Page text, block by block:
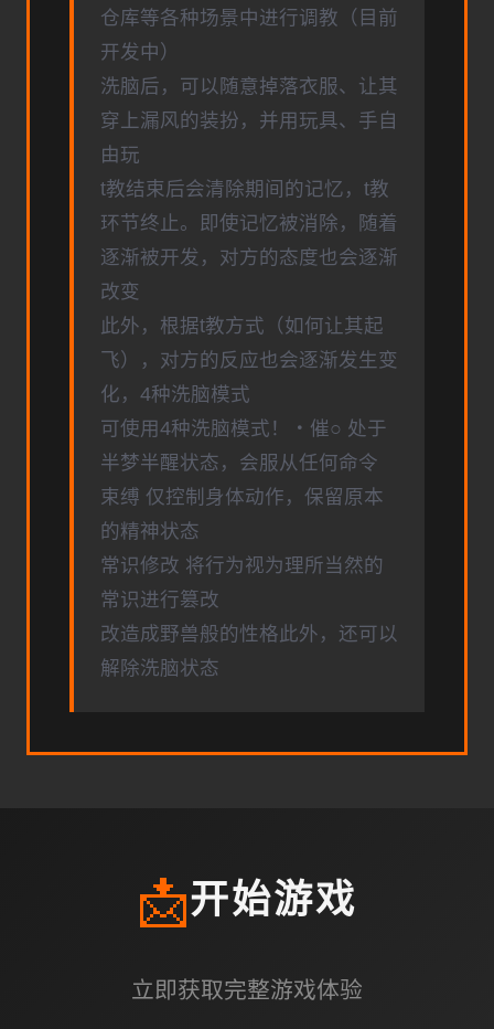
仓库等各种场景中进行调教（目前
开发中）
洗脑后，可以随意掉落衣服、让其
穿上漏风的装扮，并用玩具、手自
由玩
t教结束后会清除期间的记忆，t教
环节终止。即使记忆被消除，随着
逐渐被开发，对方的态度也会逐渐
改变
此外，根据t教方式（如何让其起
飞），对方的反应也会逐渐发生变
化，4种洗脑模式
可使用4种洗脑模式！・催○ 处于
半梦半醒状态，会服从任何命令
束缚 仅控制身体动作，保留原本
的精神状态
常识修改 将行为视为理所当然的
常识进行篡改
改造成野兽般的性格此外，还可以
解除洗脑状态
📩开始游戏
立即获取完整游戏体验